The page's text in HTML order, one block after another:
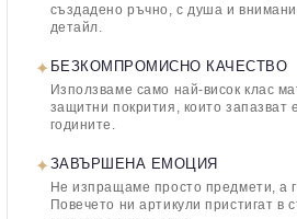
създадено ръчно, с душа и
детайл.
✦ БЕЗКОМПРОМИСНО КАЧЕСТВО
Използваме само най-висок клас
защитни покрития, които запазват
годините.
✦ЗАВЪРШЕНА ЕМОЦИЯ
Не изпращаме просто предмети, а
Повечето ни артикули пристигат в